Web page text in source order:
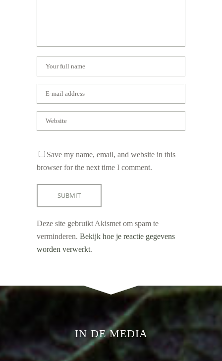
Save my name, email, and website in this
browser for the next time I comment.
Deze site gebruikt Akismet om spam te
verminderen. Bekijk hoe je reactie gegevens
worden verwerkt.
IN DE MEDIA